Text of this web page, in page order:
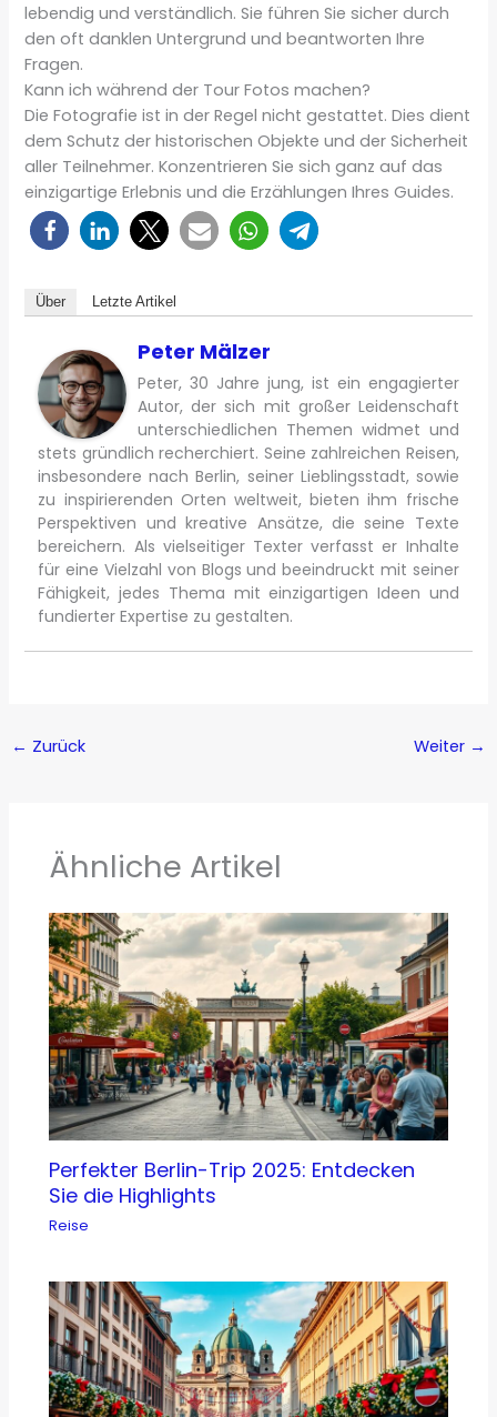
lebendig und verständlich. Sie führen Sie sicher durch
den oft danklen Untergrund und beantworten Ihre
Fragen.
Kann ich während der Tour Fotos machen?
Die Fotografie ist in der Regel nicht gestattet. Dies dient
dem Schutz der historischen Objekte und der Sicherheit
aller Teilnehmer. Konzentrieren Sie sich ganz auf das
einzigartige Erlebnis und die Erzählungen Ihres Guides.
Über Letzte Artikel
Peter Mälzer
Peter, 30 Jahre jung, ist ein engagierter
Autor, der sich mit großer Leidenschaft
unterschiedlichen Themen widmet und
stets gründlich recherchiert. Seine zahlreichen Reisen,
insbesondere nach Berlin, seiner Lieblingsstadt, sowie
zu inspirierenden Orten weltweit, bieten ihm frische
Perspektiven und kreative Ansätze, die seine Texte
bereichern. Als vielseitiger Texter verfasst er Inhalte
für eine Vielzahl von Blogs und beeindruckt mit seiner
Fähigkeit, jedes Thema mit einzigartigen Ideen und
fundierter Expertise zu gestalten.
← Zurück Weiter →
Ähnliche Artikel
Perfekter Berlin-Trip 2025: Entdecken
Sie die Highlights
Reise